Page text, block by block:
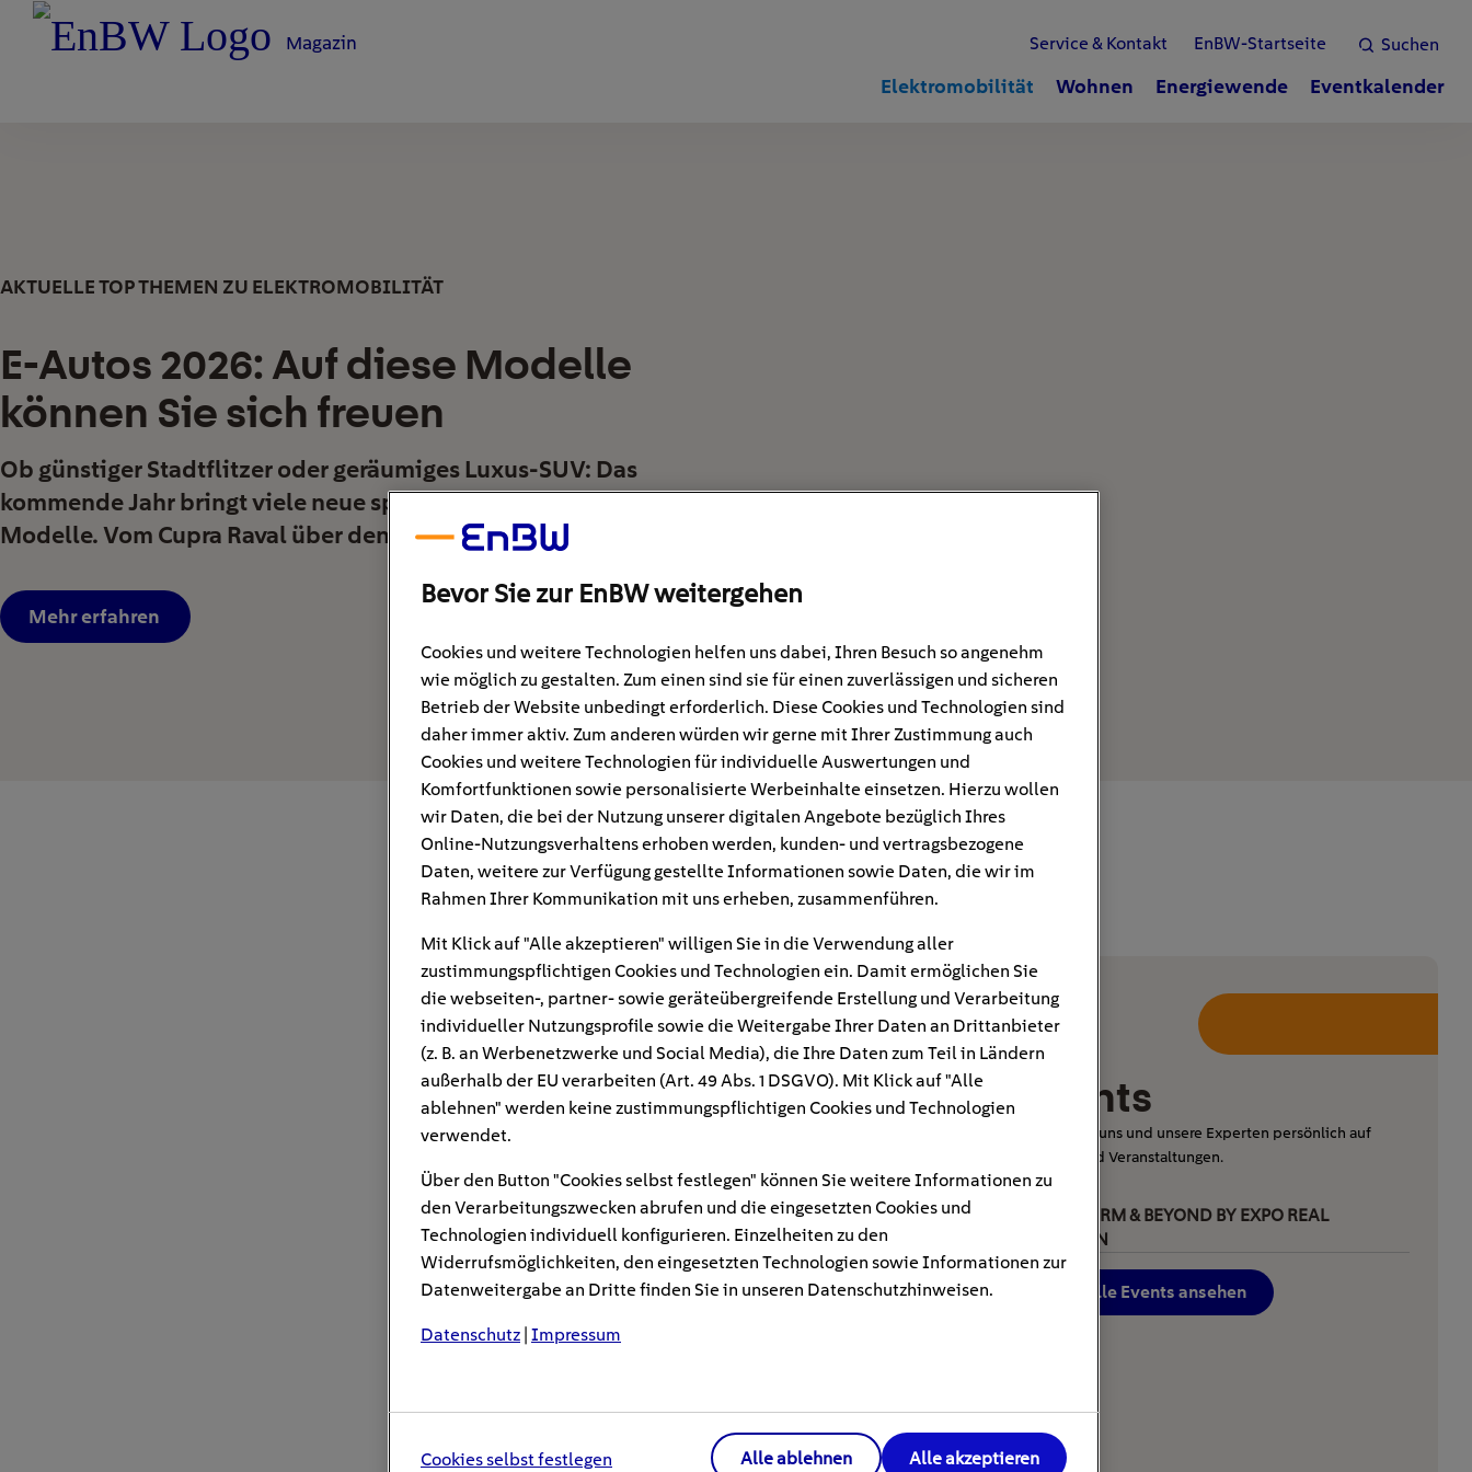
Magazin Suchen
Service & Kontakt EnBW-Startseite
Elektromobilität Wohnen Energiewende Eventkalender
AKTUELLE TOP THEMEN ZU ELEKTROMOBILITÄT
E-Autos 2026: Auf diese Modelle
können Sie sich freuen
Ob günstiger Stadtflitzer oder geräumiges Luxus-SUV: Das
kommende Jahr bringt viele neue spannende E-Auto-
Modelle. Vom Cupra Raval über den VW […]
Mehr erfahren
Events
Treffen Sie uns und unsere Experten persönlich auf
Messen und Veranstaltungen.
05.10.2026
TRANSFORM & BEYOND BY EXPO REAL
MÜNCHEN
Aktuelle Events ansehen
Bevor Sie zur EnBW weitergehen
Cookies und weitere Technologien helfen uns dabei, Ihren Besuch so angenehm
wie möglich zu gestalten. Zum einen sind sie für einen zuverlässigen und sicheren
Betrieb der Website unbedingt erforderlich. Diese Cookies und Technologien sind
daher immer aktiv. Zum anderen würden wir gerne mit Ihrer Zustimmung auch
Cookies und weitere Technologien für individuelle Auswertungen und
Komfortfunktionen sowie personalisierte Werbeinhalte einsetzen. Hierzu wollen
wir Daten, die bei der Nutzung unserer digitalen Angebote bezüglich Ihres
Online-Nutzungsverhaltens erhoben werden, kunden- und vertragsbezogene
Daten, weitere zur Verfügung gestellte Informationen sowie Daten, die wir im
Rahmen Ihrer Kommunikation mit uns erheben, zusammenführen.
Mit Klick auf "Alle akzeptieren" willigen Sie in die Verwendung aller
zustimmungspflichtigen Cookies und Technologien ein. Damit ermöglichen Sie
die webseiten-, partner- sowie geräteübergreifende Erstellung und Verarbeitung
individueller Nutzungsprofile sowie die Weitergabe Ihrer Daten an Drittanbieter
(z. B. an Werbenetzwerke und Social Media), die Ihre Daten zum Teil in Ländern
außerhalb der EU verarbeiten (Art. 49 Abs. 1 DSGVO). Mit Klick auf "Alle
ablehnen" werden keine zustimmungspflichtigen Cookies und Technologien
verwendet.
Über den Button "Cookies selbst festlegen" können Sie weitere Informationen zu
den Verarbeitungszwecken abrufen und die eingesetzten Cookies und
Technologien individuell konfigurieren. Einzelheiten zu den
Widerrufsmöglichkeiten, den eingesetzten Technologien sowie Informationen zur
Datenweitergabe an Dritte finden Sie in unseren Datenschutzhinweisen.
Datenschutz | Impressum
Cookies selbst festlegen Alle ablehnen Alle akzeptieren